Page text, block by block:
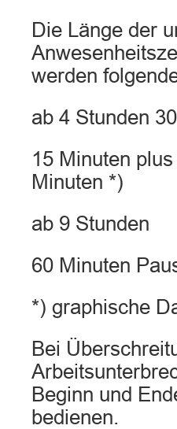
Die Länge der
werden
ab 4 Stunden
15 Minuten
Minuten *)
ab 9 Stunden
60 Minuten
*) graphische
Bei
Beginn und
bedienen.